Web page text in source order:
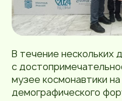
В течение нескольких
с
музее космонавтики
демографического